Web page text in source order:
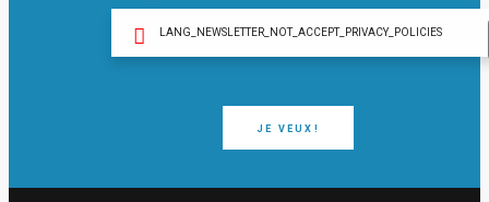
JE VEUX!
LANG_NEWSLETTER_NOT_ACCEPT_PRIVACY_POLICIES